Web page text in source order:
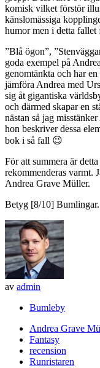
komisk vilket förstör
känslomässiga
humor men i detta
”Blå ögon”,
goda exempel på
genomtänkta och har
jämföra Andrea med
sig åt gigantiska
och därmed skapar en
nästan så jag
hon beskriver dessa
bok i så fall 😉
För att summera är
rekommenderas varmt.
Andrea Grave Müller.
Betyg [8/10] Bumlingar.
av admin
Bumleby
Andrea Grave
Fantasy
recension
Runristaren